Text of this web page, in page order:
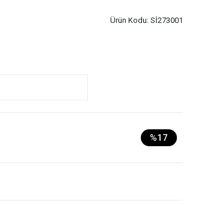
Ürün Kodu: Sİ273001
%17